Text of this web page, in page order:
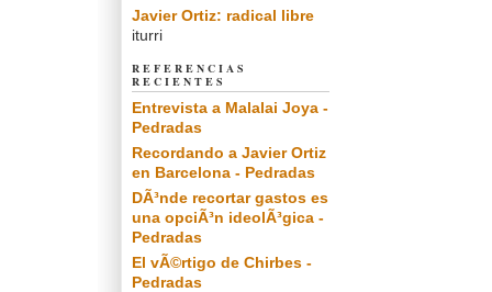
Javier Ortiz: radical libre
iturri
REFERENCIAS
RECIENTES
Entrevista a Malalai Joya -
Pedradas
Recordando a Javier Ortiz
en Barcelona - Pedradas
DÃ³nde recortar gastos es
una opciÃ³n ideolÃ³gica -
Pedradas
El vÃ©rtigo de Chirbes -
Pedradas